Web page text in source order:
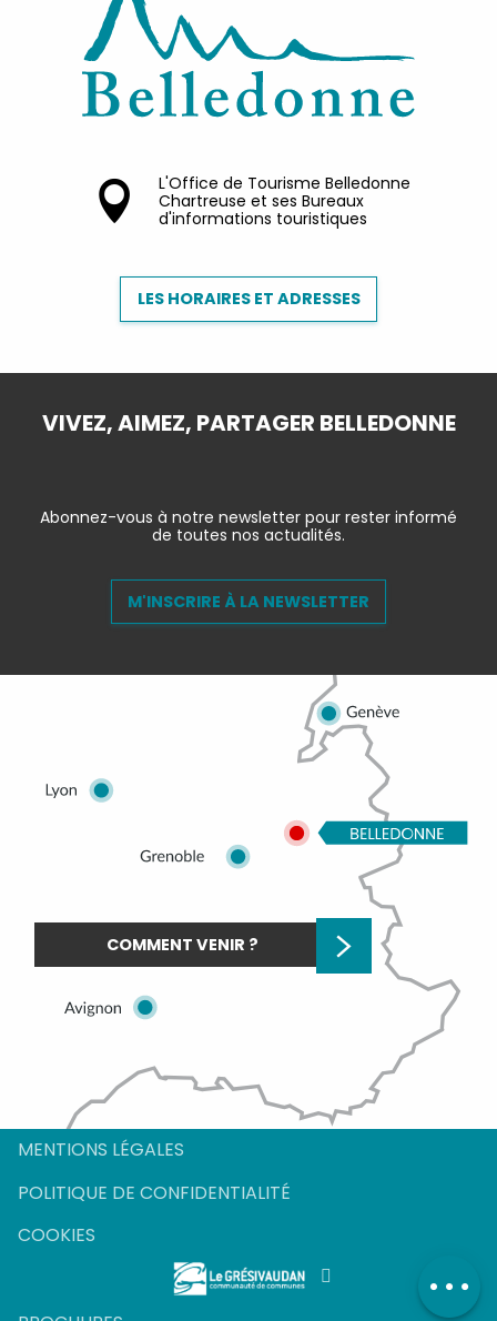
L'Office de Tourisme Belledonne
Chartreuse et ses Bureaux
d'informations touristiques
LES HORAIRES ET ADRESSES
VIVEZ, AIMEZ, PARTAGER BELLEDONNE
Abonnez-vous à notre newsletter pour rester informé
de toutes nos actualités.
M'INSCRIRE À LA NEWSLETTER
COMMENT VENIR ?
MENTIONS LÉGALES
POLITIQUE DE CONFIDENTIALITÉ
COOKIES